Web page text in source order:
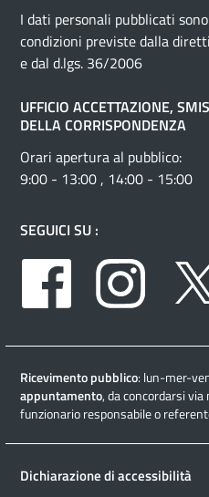
I dati personali pubblicati
condizioni previste dalla
e dal d.lgs. 36/2006
UFFICIO ACCETTAZIONE,
DELLA CORRISPONDENZA
Orari apertura al pubblico:
9:00 - 13:00 , 14:00 - 15:00
SEGUICI SU :
Facebook
Ricevimento pubblico: lun-mer-
appuntamento, da concordarsi
funzionario responsabile o
Dichiarazione di accessibilità